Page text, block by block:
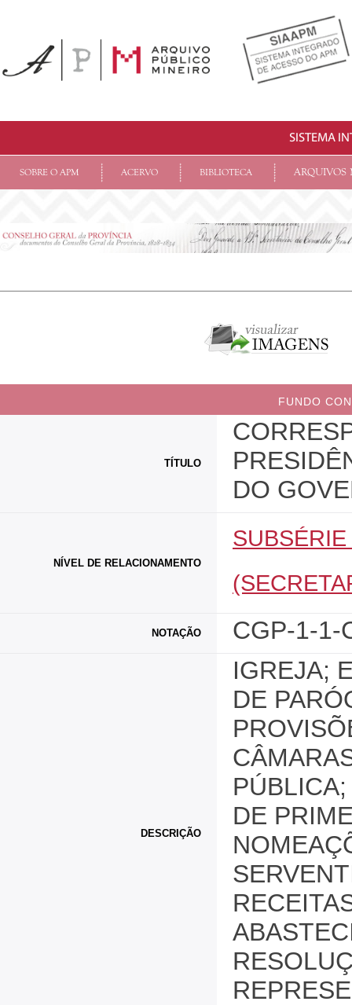
SISTEMA
SOBRE O APM ACERVO BIBLIOTECA ARQUIVOS
FUNDO
TÍTULO
DO
NÍVEL DE RELACIONAMENTO
NOTAÇÃO CGP-1-1-
DESCRIÇÃO
IGREJA;
DE
DE